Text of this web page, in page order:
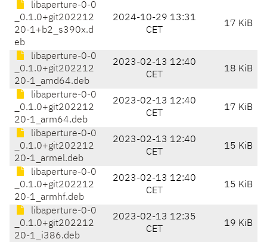
libaperture-0-0
_0.1.0+git202212
20-1+b2_s390x.d
eb
2024-10-29 13:31
CET
17 KiB
libaperture-0-0
_0.1.0+git202212
20-1_amd64.deb
2023-02-13 12:40
CET
18 KiB
libaperture-0-0
_0.1.0+git202212
20-1_arm64.deb
2023-02-13 12:40
CET
17 KiB
libaperture-0-0
_0.1.0+git202212
20-1_armel.deb
2023-02-13 12:40
CET
15 KiB
libaperture-0-0
_0.1.0+git202212
20-1_armhf.deb
2023-02-13 12:40
CET
15 KiB
libaperture-0-0
_0.1.0+git202212
20-1_i386.deb
2023-02-13 12:35
CET
19 KiB